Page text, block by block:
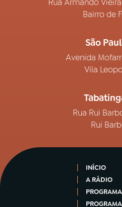
Rua Armando Vieira
Bairro de
São
Avenida
Vila
Rua Rui
Rui
INÍCIO
A RÁDIO